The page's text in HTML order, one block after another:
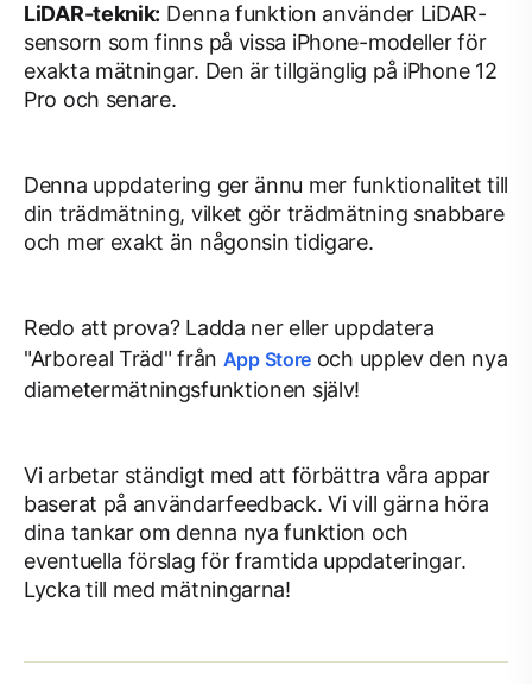
LiDAR-teknik: Denna funktion använder LiDAR-
sensorn som finns på vissa iPhone-modeller för
exakta mätningar. Den är tillgänglig på iPhone 12
Pro och senare.
Denna uppdatering ger ännu mer funktionalitet till
din trädmätning, vilket gör trädmätning snabbare
och mer exakt än någonsin tidigare.
Redo att prova? Ladda ner eller uppdatera
"Arboreal Träd" från App Store och upplev den nya
diametermätningsfunktionen själv!
Vi arbetar ständigt med att förbättra våra appar
baserat på användarfeedback. Vi vill gärna höra
dina tankar om denna nya funktion och
eventuella förslag för framtida uppdateringar.
Lycka till med mätningarna!